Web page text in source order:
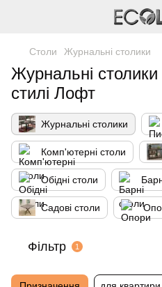
Столи Журнальні столики
Журнальні
стилі Лофт
Журнальні столики
Комп'ютерні столи
Обідні столи
Садові столи
Фільтр 1